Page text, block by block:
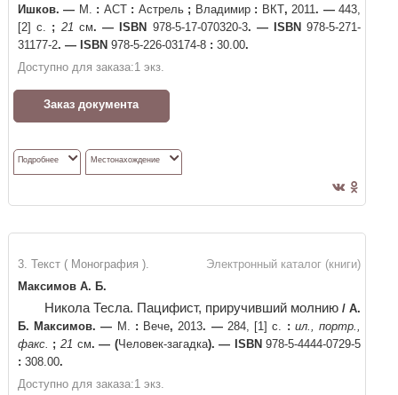
Ишков. — М. : АСТ : Астрель ; Владимир : ВКТ, 2011. —443,
[2] с. ; 21 см. — ISBN 978-5-17-070320-3. — ISBN 978-5-271-
31177-2. — ISBN 978-5-226-03174-8 : 30.00.
Доступно для заказа:1 экз.
Заказ документа
Подробнее Местонахождение
Электронный каталог (книги)
3. Текст ( Монография ).
Максимов А. Б.
Никола Тесла. Пацифист, приручивший молнию / А.
Б. Максимов. — М. : Вече, 2013. —284, [1] с. : ил., портр.,
факс. ; 21 см. — (Человек-загадка). — ISBN 978-5-4444-0729-5
: 308.00.
Доступно для заказа:1 экз.